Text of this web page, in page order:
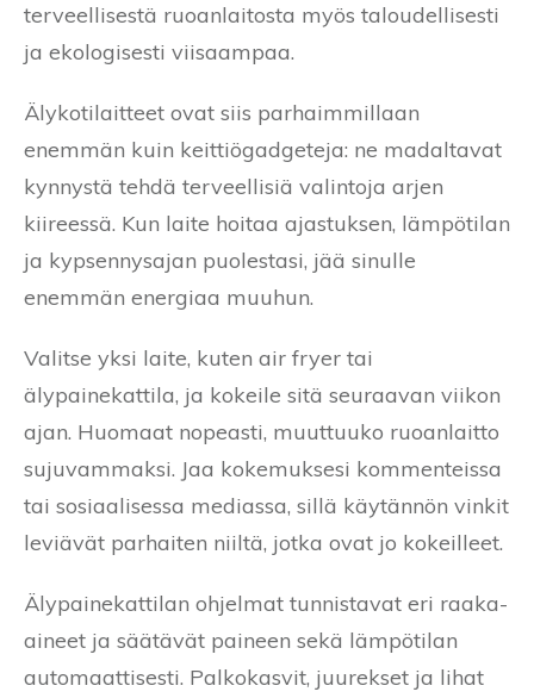
terveellisestä ruoanlaitosta myös taloudellisesti
ja ekologisesti viisaampaa.
Älykotilaitteet ovat siis parhaimmillaan
enemmän kuin keittiögadgeteja: ne madaltavat
kynnystä tehdä terveellisiä valintoja arjen
kiireessä. Kun laite hoitaa ajastuksen, lämpötilan
ja kypsennysajan puolestasi, jää sinulle
enemmän energiaa muuhun.
Valitse yksi laite, kuten air fryer tai
älypainekattila, ja kokeile sitä seuraavan viikon
ajan. Huomaat nopeasti, muuttuuko ruoanlaitto
sujuvammaksi. Jaa kokemuksesi kommenteissa
tai sosiaalisessa mediassa, sillä käytännön vinkit
leviävät parhaiten niiltä, jotka ovat jo kokeilleet.
Älypainekattilan ohjelmat tunnistavat eri raaka-
aineet ja säätävät paineen sekä lämpötilan
automaattisesti. Palkokasvit, juurekset ja lihat